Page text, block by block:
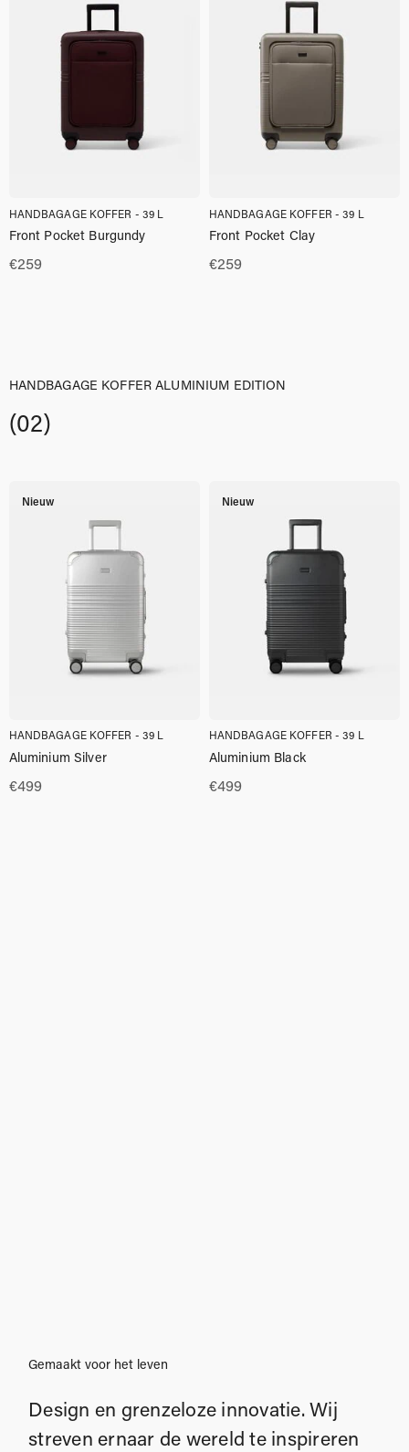
HANDBAGAGE KOFFER - 39 L
€259
Front Pocket Burgundy
HANDBAGAGE KOFFER - 39 L
€259
Front Pocket Clay
HANDBAGAGE KOFFER ALUMINIUM EDITION
(02)
Nieuw
HANDBAGAGE KOFFER - 39 L
€499
Aluminium Silver
Nieuw
HANDBAGAGE KOFFER - 39 L
€499
Aluminium Black
Gemaakt voor het leven
Design en grenzeloze innovatie. Wij
streven ernaar de wereld te inspireren